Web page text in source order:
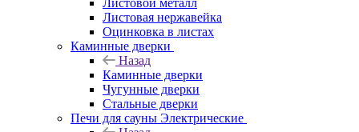
Листовой металл
Листовая нержавейка
Оцинковка в листах
Каминные дверки
Назад
Каминные дверки
Чугунные дверки
Стальные дверки
Печи для сауны Электрические